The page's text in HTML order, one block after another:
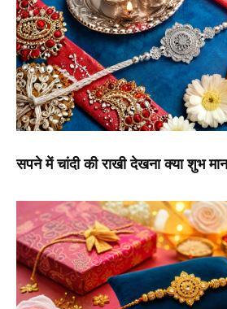
सपने में चांदी की राखी देखना क्या शुभ